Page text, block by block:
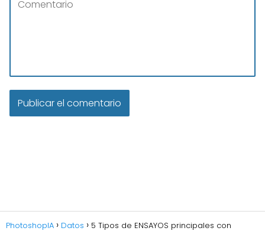
PhotoshopIA Datos 5 Tipos de ENSAYOS principales con